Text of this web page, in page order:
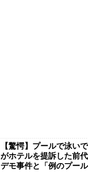
【驚愕】プールで泳い
がホテルを提訴した前
デモ事件と「例のプー